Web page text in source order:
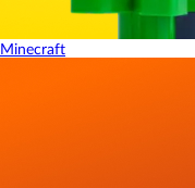
Minecraft